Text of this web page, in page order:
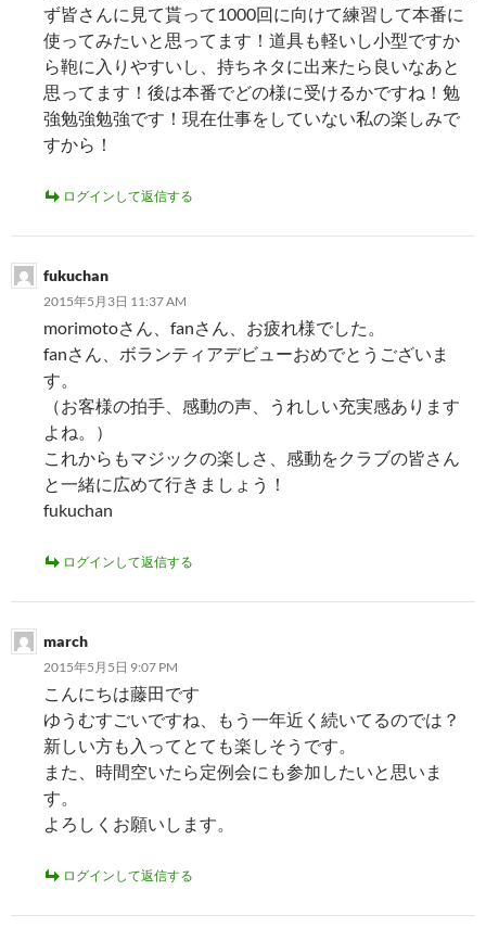
ず皆さんに見て貰って1000回に向けて練習して本番に
使ってみたいと思ってます！道具も軽いし小型ですか
ら鞄に入りやすいし、持ちネタに出来たら良いなあと
思ってます！後は本番でどの様に受けるかですね！勉
強勉強勉強です！現在仕事をしていない私の楽しみで
すから！
ログインして返信する
fukuchan
2015年5月3日 11:37 AM
morimotoさん、fanさん、お疲れ様でした。
fanさん、ボランティアデビューおめでとうございま
す。
（お客様の拍手、感動の声、うれしい充実感あります
よね。）
これからもマジックの楽しさ、感動をクラブの皆さん
と一緒に広めて行きましょう！
fukuchan
ログインして返信する
march
2015年5月5日 9:07 PM
こんにちは藤田です
ゆうむすごいですね、もう一年近く続いてるのでは？
新しい方も入ってとても楽しそうです。
また、時間空いたら定例会にも参加したいと思いま
す。
よろしくお願いします。
ログインして返信する